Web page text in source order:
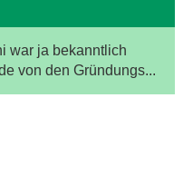
war ja bekanntlich
von den Gründungs...